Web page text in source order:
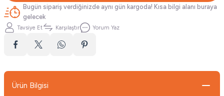
Bugün sipariş verdiğinizde aynı gün kargoda! Kısa bilgi alanı buraya
gelecek
Tavsiye Et Karşılaştır Yorum Yaz
Ürün Bilgisi